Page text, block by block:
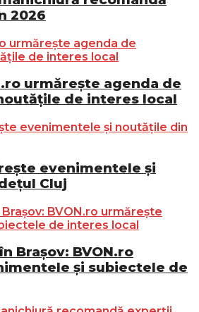
2026
urmărește agenda de
de interes local
evenimentele și
Cluj
Brașov: BVON.ro
și subiectele de